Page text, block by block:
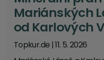
Mariánských
od Karlových
Topkur.de |11. 5. 2026